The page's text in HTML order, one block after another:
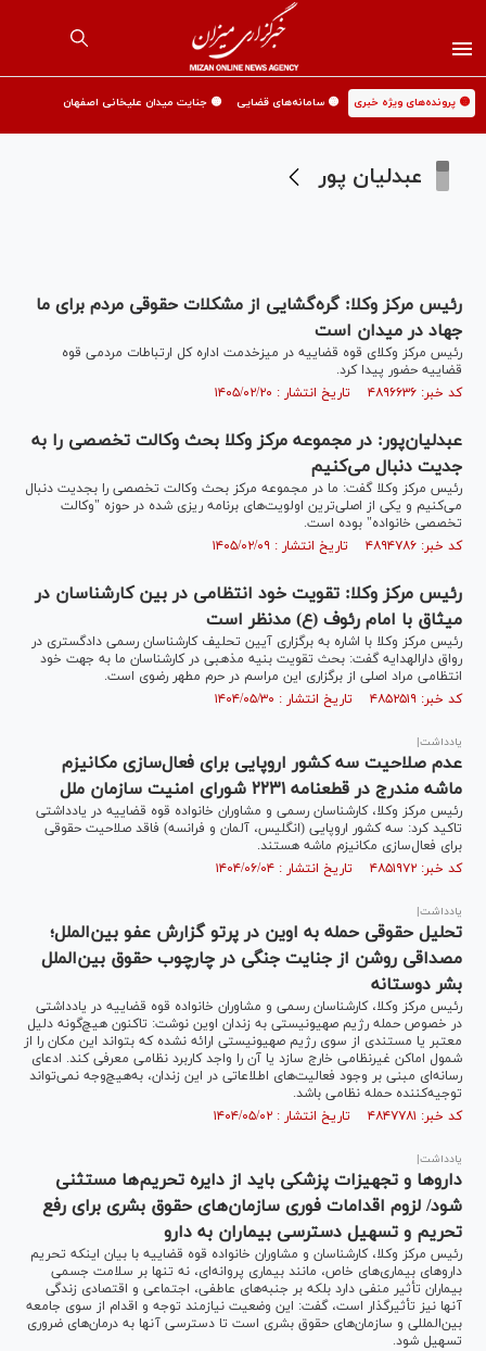
🟡 پرونده‌های ویژه خبری 🟡 سامانه‌های قضایی 🟡 جنایت میدان علیخانی اصفهان
عبدلیان پور
رئیس مرکز وکلا: گره‌گشایی از مشکلات حقوقی مردم برای ما
جهاد در میدان است
رئیس مرکز وکلای قوه قضاییه در میزخدمت اداره کل ارتباطات مردمی قوه
قضاییه حضور پیدا کرد.
کد خبر: ۴۸۹۶۶۳۶ تاریخ انتشار : ۱۴۰۵/۰۲/۲۰
عبدلیان‌پور: در مجموعه مرکز وکلا بحث وکالت تخصصی را به
جدیت دنبال می‌کنیم
رئیس مرکز وکلا گفت: ما در مجموعه مرکز بحث وکالت تخصصی را بجدیت دنبال
می‌کنیم و یکی از اصلی‌ترین اولویت‌های برنامه ریزی شده در حوزه "وکالت
تخصصی خانواده" بوده است.
کد خبر: ۴۸۹۴۷۸۶ تاریخ انتشار : ۱۴۰۵/۰۲/۰۹
رئیس مرکز وکلا: تقویت خود انتظامی در بین کارشناسان در
میثاق با امام رئوف (ع) مدنظر است
رئیس مرکز وکلا با اشاره به برگزاری آیین تحلیف کارشناسان رسمی دادگستری در
رواق دارالهدایه گفت: بحث تقویت بنیه مذهبی در کارشناسان ما به جهت خود
انتظامی مراد اصلی از برگزاری این مراسم در حرم مطهر رضوی است.
کد خبر: ۴۸۵۲۵۱۹ تاریخ انتشار : ۱۴۰۴/۰۵/۳۰
یادداشت|
عدم صلاحیت سه کشور اروپایی برای فعال‌سازی مکانیزم
ماشه مندرج در قطعنامه ۲۲۳۱ شورای امنیت سازمان ملل
رئیس مرکز وکلا، کارشناسان رسمی و مشاوران خانواده قوه قضاییه در یادداشتی
تاکید کرد: سه کشور اروپایی (انگلیس، آلمان و فرانسه) فاقد صلاحیت حقوقی
برای فعال‌سازی مکانیزم ماشه هستند.
کد خبر: ۴۸۵۱۹۷۲ تاریخ انتشار : ۱۴۰۴/۰۶/۰۴
یادداشت|
تحلیل حقوقی حمله به اوین در پرتو گزارش عفو بین‌الملل؛
مصداقی روشن از جنایت جنگی در چارچوب حقوق بین‌‎الملل
بشر دوستانه
رئیس مرکز وکلا، کارشناسان رسمی و مشاوران خانواده قوه قضاییه در یادداشتی
در خصوص حمله رژیم صهیونیستی به زندان اوین نوشت: تاکنون هیچ‌گونه دلیل
معتبر یا مستندی از سوی رژیم صهیونیستی ارائه نشده که بتواند این مکان را از
شمول اماکن غیرنظامی خارج سازد یا آن را واجد کاربرد نظامی معرفی کند. ادعای
رسانه‌ای مبنی بر وجود فعالیت‌های اطلاعاتی در این زندان، به‌هیچ‌وجه نمی‌تواند
توجیه‌کننده حمله نظامی باشد.
کد خبر: ۴۸۴۷۷۸۱ تاریخ انتشار : ۱۴۰۴/۰۵/۰۲
یادداشت|
دارو‌ها و تجهیزات پزشکی باید از دایره تحریم‌ها مستثنی
شود/ لزوم اقدامات فوری سازمان‌های حقوق بشری برای رفع
تحریم و تسهیل دسترسی بیماران به دارو
رئیس مرکز وکلا، کارشناسان و مشاوران خانواده قوه قضاییه با بیان اینکه تحریم
دارو‌های بیماری‌های خاص، مانند بیماری پروانه‌ای، نه تنها بر سلامت جسمی
بیماران تأثیر منفی دارد بلکه بر جنبه‌های عاطفی، اجتماعی و اقتصادی زندگی
آنها نیز تأثیرگذار است، گفت: این وضعیت نیازمند توجه و اقدام از سوی جامعه
بین‌المللی و سازمان‌های حقوق بشری است تا دسترسی آنها به درمان‌های ضروری
تسهیل شود.